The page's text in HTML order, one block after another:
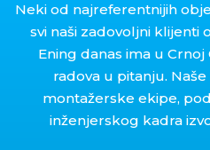
Neki od najreferentnijih
svi naši zadovoljni klijenti
Ening danas ima u
radova u pitanju.
montažerske ekipe,
inženjerskog kadra